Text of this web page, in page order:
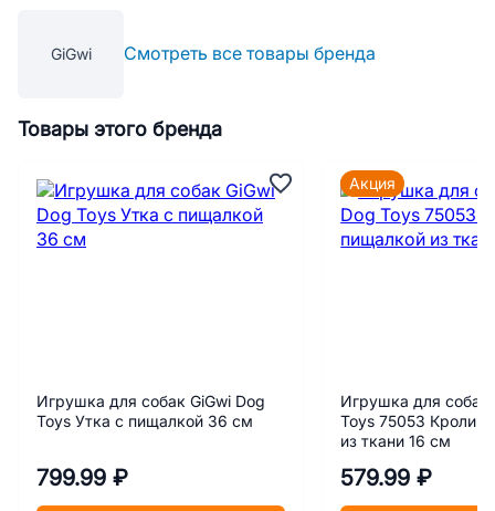
GiGwi Смотреть все товары бренда
Товары этого бренда
Игрушка для собак GiGwi Dog
Toys Утка с пищалкой 36 см
799.99 ₽
Игрушка для собак
Toys 75053 Кролик
из ткани 16 см
579.99 ₽
Акция